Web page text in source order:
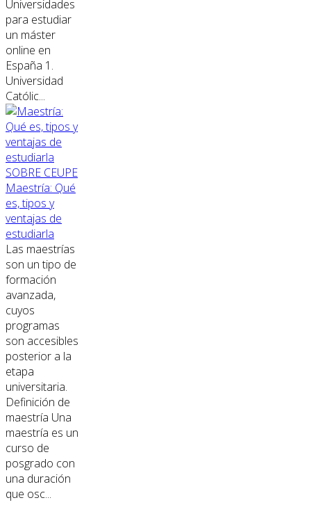
Universidades
para estudiar
un máster
online en
España 1.
Universidad
Católic...
SOBRE CEUPE
Maestría: Qué
es, tipos y
ventajas de
estudiarla
Las maestrías
son un tipo de
formación
avanzada,
cuyos
programas
son accesibles
posterior a la
etapa
universitaria.
Definición de
maestría Una
maestría es un
curso de
posgrado con
una duración
que osc...